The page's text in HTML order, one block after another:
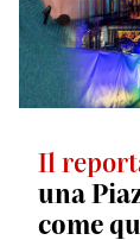
Il
una
come